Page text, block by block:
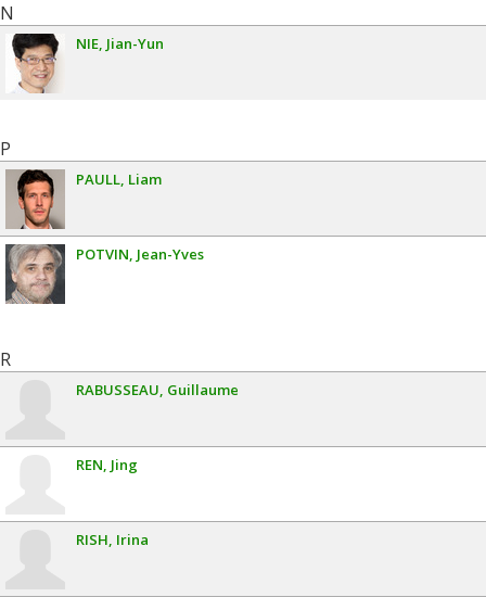
N
NIE Jian-Yun
P
PAULL Liam
POTVIN Jean-Yves
R
RABUSSEAU Guillaume
REN Jing
RISH Irina